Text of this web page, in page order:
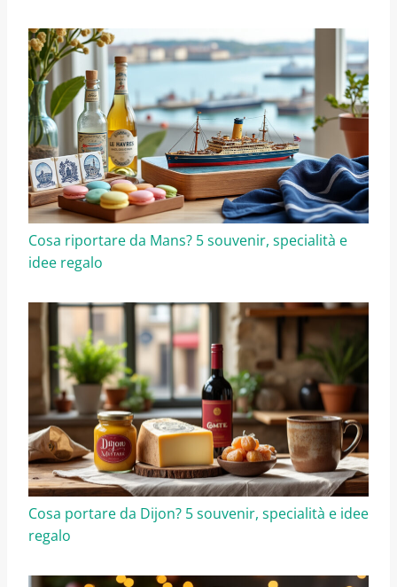
Cosa riportare da Mans? 5 souvenir, specialità e
idee regalo
Cosa portare da Dijon? 5 souvenir, specialità e idee
regalo